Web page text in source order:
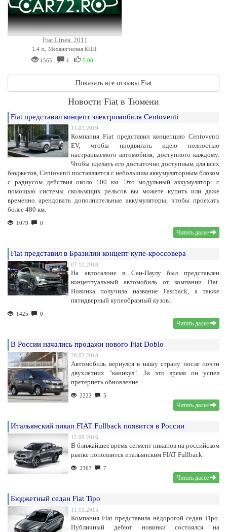
Fiat Linea, 2011
1.4 л., Механическая КПП.
1565
4 5.00
Показать все отзывы Fiat
Новости Fiat в Тюмени
Fiat представил концепт электромобиля Centoventi
11.03.2019
Компания Fiat представил концепцию Centoventi
EV, чтобы продвигать идею полностью
настраиваемого автомобиля, доступного каждому.
Чтобы сделать его достаточно доступным для всех
бюджетов, Centoventi поставляется с небольшим аккумуляторным блоком
с радиусом действия около 100 км. Это модульный аккумулятор: с
помощью системы скользящих рельсов вы можете купить или даже
временно арендовать дополнительные аккумуляторы, чтобы проехать
более 480 км.
1079 0
Читать далее
Fiat представил в Бразилии концепт купе-кроссовера
07.11.2018
На автосалоне в Сан-Паулу был представлен
концептуальный автомобиль от компании Fiat.
Новинка получила название Fastback, а также
пятидверный купеобразный кузов.
1425 0
Читать далее
В России начались продажи нового Fiat Doblo
28.02.2018
Автомобиль вернулся в нашу страну после почти
двухлетних "каникул". За это время он успел
претерпеть обновление.
2222 5
Читать далее
Итальянский пикап FIAT Fullback появится в России
12.09.2016
В ближайшее время сегмент пикапов на российском
рынке пополнится итальянским FIAT Fullback.
2367 7
Читать далее
Бюджетный седан Fiat Tipo
11.11.2015
Компания Fiat представила недорогой седан Tipo.
Публичный дебют новинки состоялся на